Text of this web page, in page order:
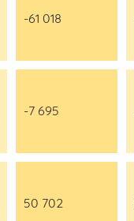
-61 018
-7 695
50 702